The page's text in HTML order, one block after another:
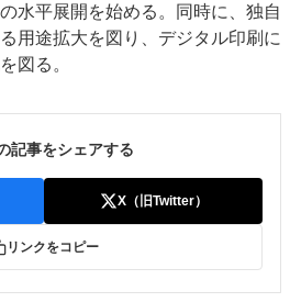
水平展開を始める。同時に、独自
用途拡大を図り、デジタル印刷に
図る。
記事をシェアする
X（旧Twitter）
リンクをコピー